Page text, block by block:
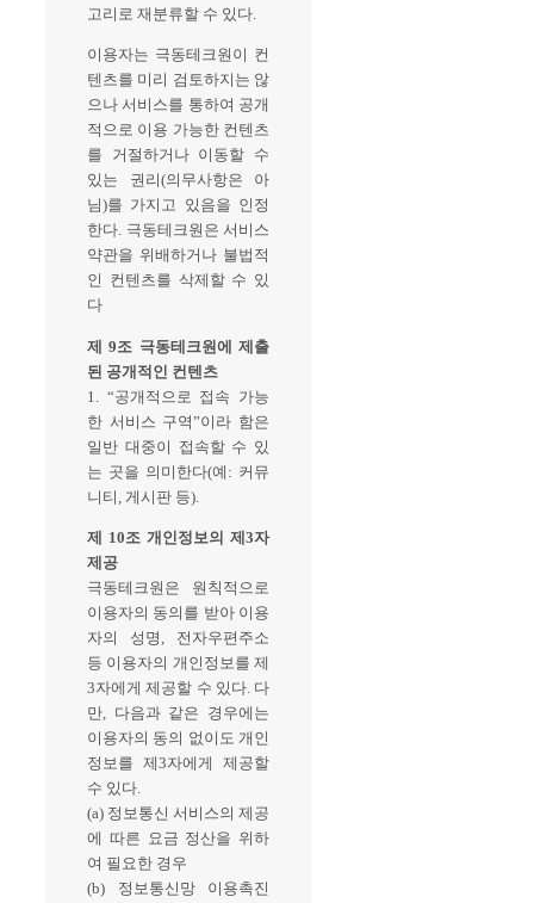
고리로 재분류할 수 있다.
이용자는 극동테크원이 컨
텐츠를 미리 검토하지는 않
으나 서비스를 통하여 공개
적으로 이용 가능한 컨텐츠
를 거절하거나 이동할 수
있는 권리(의무사항은 아
님)를 가지고 있음을 인정
한다. 극동테크원은 서비스
약관을 위배하거나 불법적
인 컨텐츠를 삭제할 수 있
다
제 9조 극동테크원에 제출
된 공개적인 컨텐츠
1. “공개적으로 접속 가능
한 서비스 구역”이라 함은
일반 대중이 접속할 수 있
는 곳을 의미한다(예: 커뮤
니티, 게시판 등).
제 10조 개인정보의 제3자
제공
극동테크원은 원칙적으로
이용자의 동의를 받아 이용
자의 성명, 전자우편주소
등 이용자의 개인정보를 제
3자에게 제공할 수 있다. 다
만, 다음과 같은 경우에는
이용자의 동의 없이도 개인
정보를 제3자에게 제공할
수 있다.
(a) 정보통신 서비스의 제공
에 따른 요금 정산을 위하
여 필요한 경우
(b) 정보통신망 이용촉진